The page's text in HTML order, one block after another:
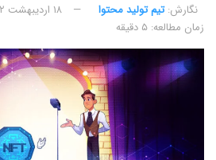
نگارش:‌ تیم تولید محتوا
۱۸ اردیبهشت ۱۴۰۲ - ۱۵:۴۳
زمان مطالعه: ۵ دقیقه